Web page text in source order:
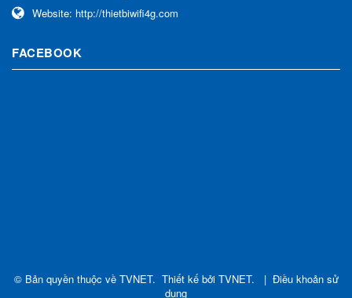
Website: http://thietbiwifi4g.com
FACEBOOK
© Bản quyền thuộc về TVNET. Thiết kế bởi TVNET. | Điều khoản sử
dụng